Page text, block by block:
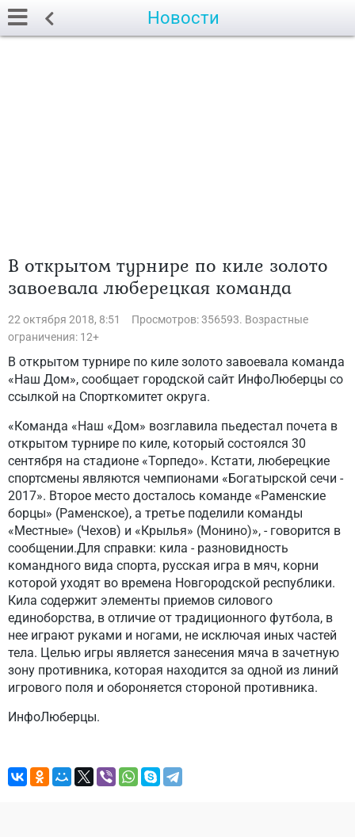
Новости
В открытом турнире по киле золото
завоевала люберецкая команда
22 октября 2018, 8:51
Просмотров: 356593. Возрастные
ограничения: 12+
В открытом турнире по киле золото завоевала команда
«Наш Дом», сообщает городской сайт ИнфоЛюберцы со
ссылкой на Спорткомитет округа.
«Команда «Наш «Дом» возглавила пьедестал почета в
открытом турнире по киле, который состоялся 30
сентября на стадионе «Торпедо». Кстати, люберецкие
спортсмены являются чемпионами «Богатырской сечи -
2017». Второе место досталось команде «Раменские
борцы» (Раменское), а третье поделили команды
«Местные» (Чехов) и «Крылья» (Монино)», - говорится в
сообщении.Для справки: кила - разновидность
командного вида спорта, русская игра в мяч, корни
которой уходят во времена Новгородской республики.
Кила содержит элементы приемов силового
единоборства, в отличие от традиционного футбола, в
нее играют руками и ногами, не исключая иных частей
тела. Целью игры является занесения мяча в зачетную
зону противника, которая находится за одной из линий
игрового поля и обороняется стороной противника.
ИнфоЛюберцы.